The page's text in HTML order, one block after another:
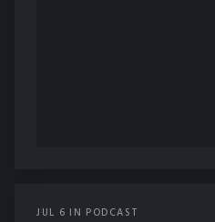
JUL 6 IN PODCAST